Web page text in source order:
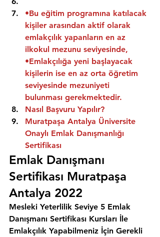
•Bu eğitim programına katılacak
kişiler arasından aktif olarak
emlakçılık yapanların en az
ilkokul mezunu seviyesinde,
•Emlakçılığa yeni başlayacak
kişilerin ise en az orta öğretim
seviyesinde mezuniyeti
bulunması gerekmektedir.
Nasıl Başvuru Yapılır?
Muratpaşa Antalya Üniversite
Onaylı Emlak Danışmanlığı
Sertifikası
Emlak Danışmanı
Sertifikası Muratpaşa
Antalya 2022
Mesleki Yeterlilik Seviye 5 Emlak
Danışmanı Sertifikası Kursları İle
Emlakçılık Yapabilmeniz İçin Gerekli